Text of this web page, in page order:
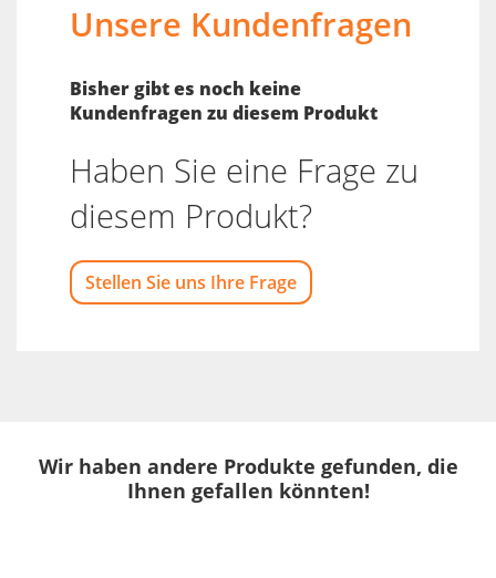
Unsere Kundenfragen
Bisher gibt es noch keine
Kundenfragen zu diesem Produkt
Haben Sie eine Frage zu
diesem Produkt?
Stellen Sie uns Ihre Frage
Wir haben andere Produkte gefunden, die
Ihnen gefallen könnten!